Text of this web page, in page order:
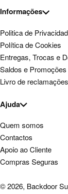
Informações
Politica de
Política de Cookies
Entregas, Trocas e
Saldos e Promoções
Livro de
Ajuda
Quem somos
Contactos
Apoio ao Cliente
Compras Seguras
© 2026, Backdoor